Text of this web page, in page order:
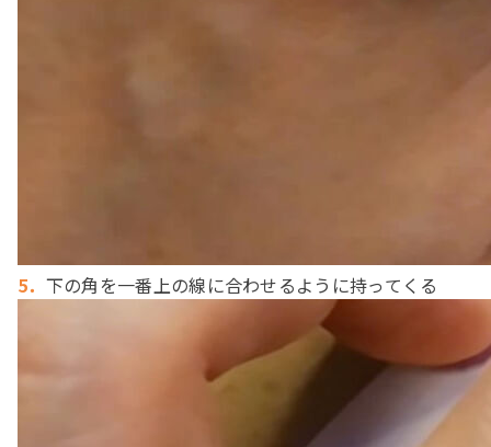
5． 下の角を一番上の線に合わせるように持ってくる